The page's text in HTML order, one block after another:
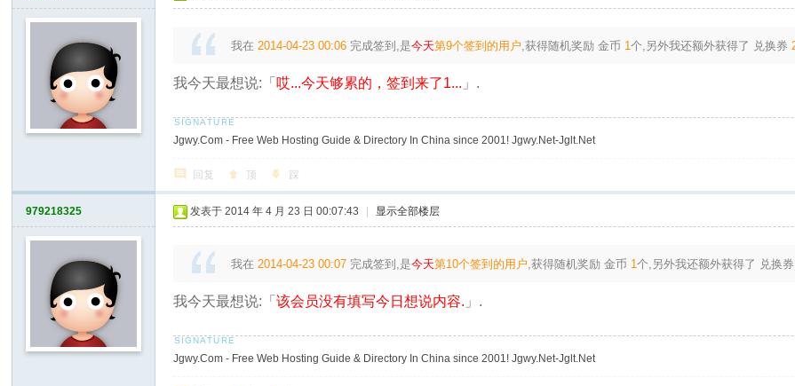
我在 2014-04-23 00:06 完成签到,是今天第9个签到的用户,获得随机奖励金币 1个,另外我还额外获得了 兑换券
我今天最想说:「 哎...今天够累的，签到来了1... 」.
Jgwy.Com - Free Web Hosting Guide & Directory In China since 2001! Jgwy.Net-Jglt.Net
回复 顶 踩
979218325 发表于 2014 年 4 月 23 日 00:07:43 显示全部楼层
我在 2014-04-23 00:07 完成签到,是今天第10个签到的用户,获得随机奖励金币 1个,另外我还额外获得了 兑换券
我今天最想说:「该会员没有填写今日想说内容. 」.
Jgwy.Com - Free Web Hosting Guide & Directory In China since 2001! Jgwy.Net-Jglt.Net